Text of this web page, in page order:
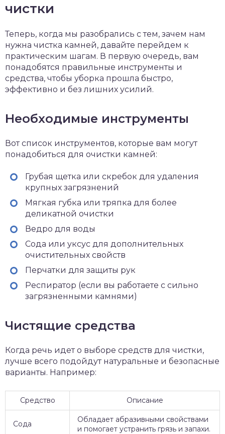
чистки
Теперь, когда мы разобрались с тем, зачем нам
нужна чистка камней, давайте перейдем к
практическим шагам. В первую очередь, вам
понадобятся правильные инструменты и
средства, чтобы уборка прошла быстро,
эффективно и без лишних усилий.
Необходимые инструменты
Вот список инструментов, которые вам могут
понадобиться для очистки камней:
Грубая щетка или скребок для удаления
крупных загрязнений
Мягкая губка или тряпка для более
деликатной очистки
Ведро для воды
Сода или уксус для дополнительных
очистительных свойств
Перчатки для защиты рук
Респиратор (если вы работаете с сильно
загрязненными камнями)
Чистящие средства
Когда речь идет о выборе средств для чистки,
лучше всего подойдут натуральные и безопасные
варианты. Например:
Средство Описание
Сода
Обладает абразивными свойствами
и помогает устранить грязь и запахи.